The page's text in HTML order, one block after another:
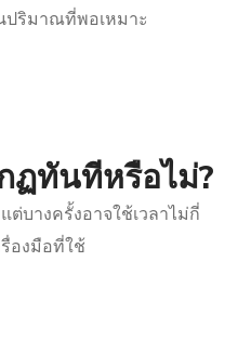
ปริมาณที่พอเหมาะ
ฏทันทีหรือไม่?
บางครั้งอาจใช้เวลาไม่กี่
องมือที่ใช้